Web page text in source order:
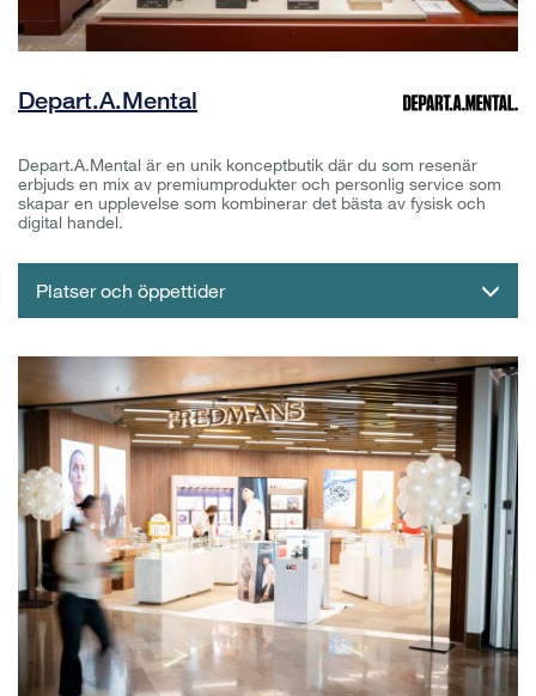
Depart.A.Mental
Depart.A.Mental är en unik konceptbutik där du som resenär
erbjuds en mix av premiumprodukter och personlig service som
skapar en upplevelse som kombinerar det bästa av fysisk och
digital handel.
Platser och öppettider